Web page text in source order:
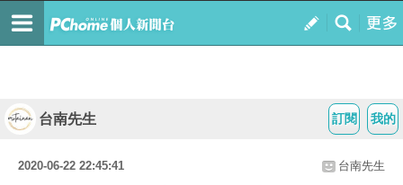
我的
訂閱
台南先生
2020-06-22 22:45:41 台南先生